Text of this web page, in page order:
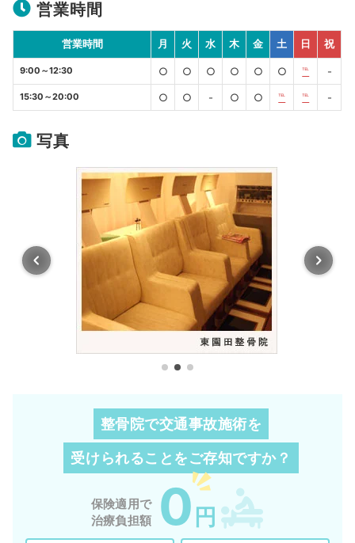
営業時間
営業時間 月 火 水 木 金 土 日 祝
9:00～12:30 ○ ○ ○ ○ ○ ○ ℡ -
15:30～20:00 ○ ○ - ○ ○ ℡ ℡ -
写真
整骨院で交通事故施術を
受けられることをご存知ですか？
保険適用で
治療負担額
0 円